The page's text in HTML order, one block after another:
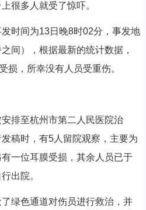
很多人就受了惊吓。
间为13日晚8时02分，事发地
间），根据最新的统计数据，
损，所幸没有人员受重伤。
至杭州市第二人民医院治
稿时，有5人留院观察，主要为
一位耳膜受损，其余人员已于
出院。
色通道对伤员进行救治，并